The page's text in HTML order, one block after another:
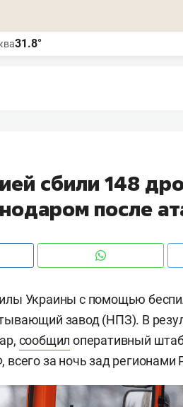
31.8°
сбили 148
после
Украины с помощью
завод (НПЗ). В
сообщил оперативный
за ночь зад регионами